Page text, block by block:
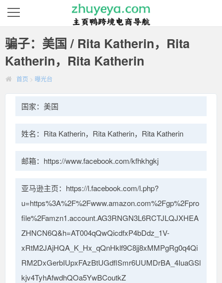
骗子：美国 / Rita Katherin，Rita
Katherin，Rita Katherin
首页 > 曝光台
国家：美国
姓名：Rita Katherin，Rita Katherin，Rita Katherin
邮箱：https://www.facebook.com/kfhkhgkj
亚马逊主页：https://l.facebook.com/l.php?
u=https%3A%2F%2Fwww.amazon.com%2Fgp%2Fpro
file%2Famzn1.account.AG3RNGN3L6RCTJLQJXHEA
ZHNCN6Q&h=AT004qQwQicdfxP4bDdz_1V-
xRtM2JAjHQA_K_Hx_qQnHklf9C8jj8xMMPgRg0q4Qi
RM2DxGerbIUpxFAzBtUGdflSmr6UUMDrBA_4IuaGSl
kjv4TyhAfwdhQOa5YwBCoutkZ